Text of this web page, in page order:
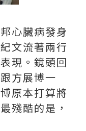
心臟病發身
文流著兩行
現。鏡頭回
方展博一
原本打算將
殘酷的是，